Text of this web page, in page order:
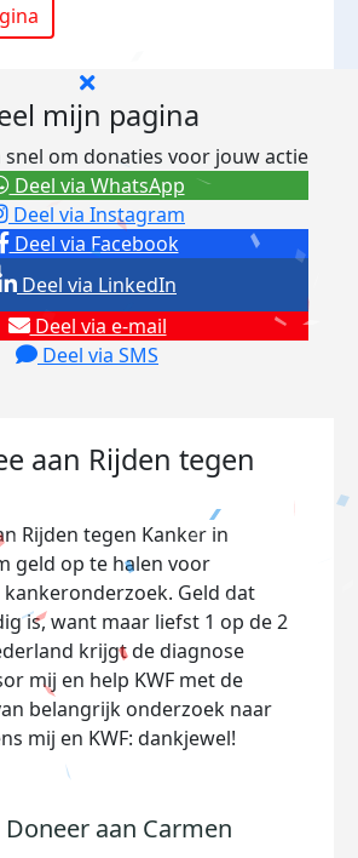
mijn pagina
snel om donaties voor jouw actie
Deel via Facebook
Deel via Instagram
Deel via e-mail
Deel via SMS
Deel via LinkedIn
Deel via WhatsApp
aan Rijden tegen
Rijden tegen Kanker in
geld op te halen voor
Geld dat
is, want maar liefst 1 op de 2
krijgt de diagnose
mij en help KWF met de
belangrijk onderzoek naar
mij en KWF: dankjewel!
Doneer aan Carmen